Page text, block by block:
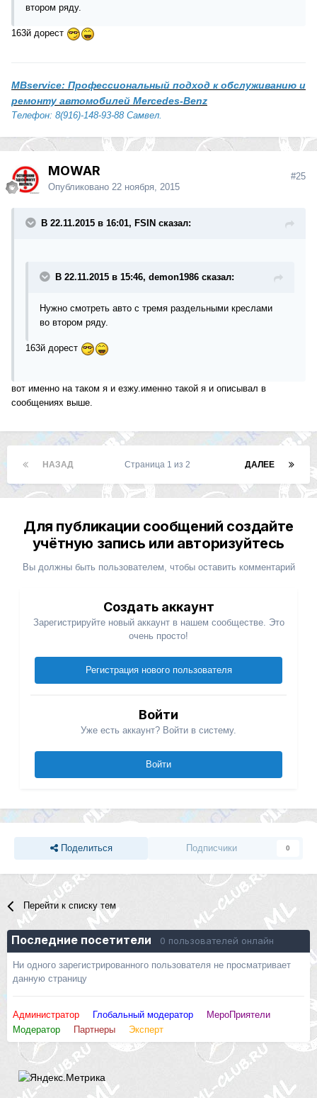
втором ряду.
163й дорест
MBservice: Профессиональный подход к обслуживанию и
ремонту автомобилей Mercedes-Benz
Телефон: 8(916)-148-93-88 Самвел.
MOWAR
Опубликовано 22 ноября, 2015
#25
В 22.11.2015 в 16:01, FSIN сказал:
В 22.11.2015 в 15:46, demon1986 сказал:
Нужно смотреть авто с тремя раздельными креслами
во втором ряду.
163й дорест
вот именно на таком я и езжу.именно такой я и описывал в
сообщениях выше.
НАЗАД ДАЛЕЕ
Страница 1 из 2
Для публикации сообщений создайте
учётную запись или авторизуйтесь
Вы должны быть пользователем, чтобы оставить комментарий
Создать аккаунт
Зарегистрируйте новый аккаунт в нашем сообществе. Это
очень просто!
Регистрация нового пользователя
Войти
Уже есть аккаунт? Войти в систему.
Войти
Поделиться Подписчики 0
Перейти к списку тем
Последние посетители 0 пользователей онлайн
Ни одного зарегистрированного пользователя не просматривает
данную страницу
Администратор Глобальный модератор
МероПриятели
Модератор
Партнеры Эксперт